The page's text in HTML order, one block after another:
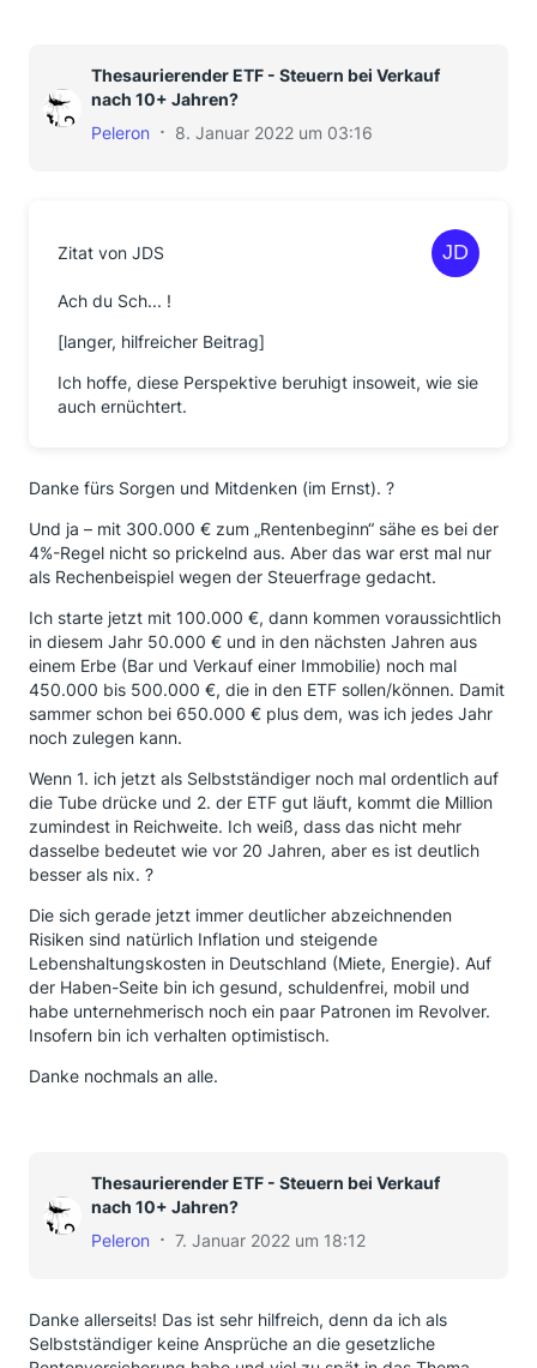
Thesaurierender ETF - Steuern bei Verkauf
nach 10+ Jahren?
Peleron
8. Januar 2022 um 03:16
Zitat von JDS
Ach du Sch... !
[langer, hilfreicher Beitrag]
Ich hoffe, diese Perspektive beruhigt insoweit, wie sie
auch ernüchtert.
Danke fürs Sorgen und Mitdenken (im Ernst). ?
Und ja – mit 300.000 € zum „Rentenbeginn“ sähe es bei der
4%-Regel nicht so prickelnd aus. Aber das war erst mal nur
als Rechenbeispiel wegen der Steuerfrage gedacht.
Ich starte jetzt mit 100.000 €, dann kommen voraussichtlich
in diesem Jahr 50.000 € und in den nächsten Jahren aus
einem Erbe (Bar und Verkauf einer Immobilie) noch mal
450.000 bis 500.000 €, die in den ETF sollen/können. Damit
sammer schon bei 650.000 € plus dem, was ich jedes Jahr
noch zulegen kann.
Wenn 1. ich jetzt als Selbstständiger noch mal ordentlich auf
die Tube drücke und 2. der ETF gut läuft, kommt die Million
zumindest in Reichweite. Ich weiß, dass das nicht mehr
dasselbe bedeutet wie vor 20 Jahren, aber es ist deutlich
besser als nix. ?
Die sich gerade jetzt immer deutlicher abzeichnenden
Risiken sind natürlich Inflation und steigende
Lebenshaltungskosten in Deutschland (Miete, Energie). Auf
der Haben-Seite bin ich gesund, schuldenfrei, mobil und
habe unternehmerisch noch ein paar Patronen im Revolver.
Insofern bin ich verhalten optimistisch.
Danke nochmals an alle.
Thesaurierender ETF - Steuern bei Verkauf
nach 10+ Jahren?
Peleron
7. Januar 2022 um 18:12
Danke allerseits! Das ist sehr hilfreich, denn da ich als
Selbstständiger keine Ansprüche an die gesetzliche